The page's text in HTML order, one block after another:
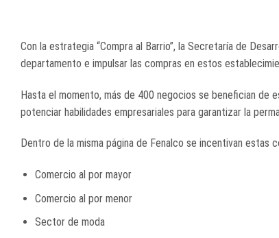
Con la estrategia “Compra al Barrio”, la Secretaría de
departamento e impulsar las compras en estos
Hasta el momento, más de 400 negocios se benefician de
potenciar habilidades empresariales para garantizar la
Dentro de la misma página de Fenalco se incentivan
Comercio al por mayor
Comercio al por menor
Sector de moda